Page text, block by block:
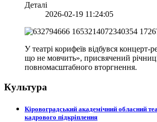
Деталі
2026-02-19 11:24:05
У театрі корифеїв відбувся концерт-
що не мовчить», присвячений
повномасштабного вторгнення.
Культура
Кіровоградський академічний обласний
кадрового підкріплення